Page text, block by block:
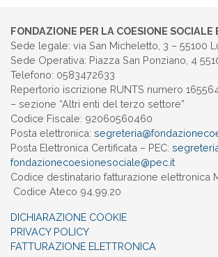
FONDAZIONE PER LA COESIONE SOCIALE
Sede legale: via San Micheletto, 3 – 55100
Sede Operativa: Piazza San Ponziano, 4
Telefono: 0583472633
Repertorio iscrizione RUNTS numero
– sezione “Altri enti del terzo settore”
Codice Fiscale: 92060560460
Posta elettronica: segreteria@
Posta Elettronica Certificata – PEC:
fondazionecoesionesociale@pec. it
Codice destinatario fatturazione elettronica
Codice Ateco 94.99.20
DICHIARAZIONE COOKIE
PRIVACY POLICY
FATTURAZIONE ELETTRONICA